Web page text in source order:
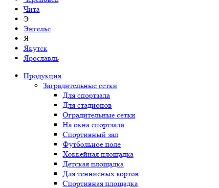
Чита
Э
Энгельс
Я
Якутск
Ярославль
Продукция
Заградительные сетки
Для спортзала
Для стадионов
Оградительные сетки
На окна спортзала
Спортивный зал
Футбольное поле
Хоккейная площадка
Детская площадка
Для теннисных кортов
Спортивная площадка